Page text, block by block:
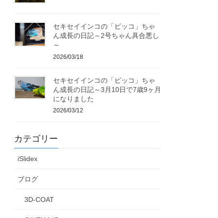
セキセイインコの「ピッコ」ちゃ
ん成長の日記～2号ちゃん具合悪し
～
2026/03/18
セキセイインコの「ピッコ」ちゃ
ん成長の日記～3月10日で7歳9ヶ月
になりました
2026/03/12
カテゴリー
iSlidex
ブログ
3D-COAT